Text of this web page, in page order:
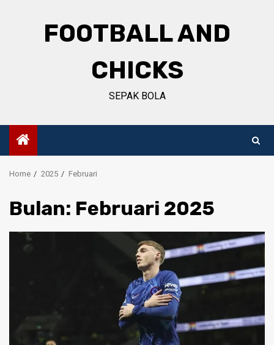
FOOTBALL AND
CHICKS
SEPAK BOLA
Home 2025 Februari
Bulan: Februari 2025